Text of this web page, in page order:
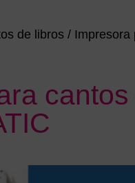
de libros / Impresora